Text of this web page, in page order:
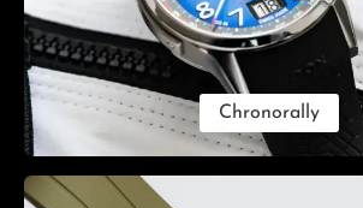
Chronorally